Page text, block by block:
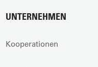
UNTERNEHMEN
Kooperationen